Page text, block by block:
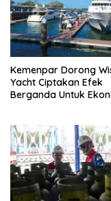
Kemenpar Dorong
Yacht Ciptakan Efek
Berganda Untuk